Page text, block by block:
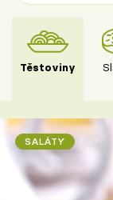
Těstoviny
SALÁTY